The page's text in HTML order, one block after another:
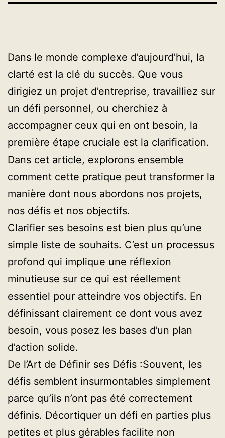
Dans le monde complexe d’aujourd’hui, la
clarté est la clé du succès. Que vous
dirigiez un projet d’entreprise, travailliez sur
un défi personnel, ou cherchiez à
accompagner ceux qui en ont besoin, la
première étape cruciale est la clarification.
Dans cet article, explorons ensemble
comment cette pratique peut transformer la
manière dont nous abordons nos projets,
nos défis et nos objectifs.
Clarifier ses besoins est bien plus qu’une
simple liste de souhaits. C’est un processus
profond qui implique une réflexion
minutieuse sur ce qui est réellement
essentiel pour atteindre vos objectifs. En
définissant clairement ce dont vous avez
besoin, vous posez les bases d’un plan
d’action solide.
De l’Art de Définir ses Défis :Souvent, les
défis semblent insurmontables simplement
parce qu’ils n’ont pas été correctement
définis. Décortiquer un défi en parties plus
petites et plus gérables facilite non